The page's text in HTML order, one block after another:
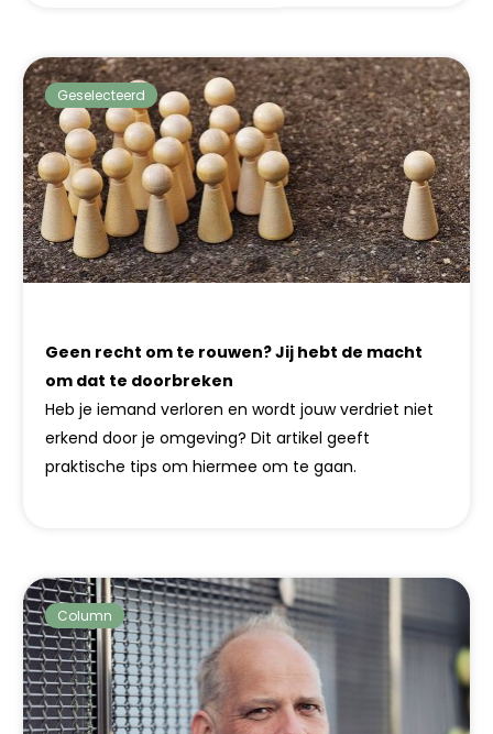
Geselecteerd
Geen recht om te rouwen? Jij hebt de macht
om dat te doorbreken
Heb je iemand verloren en wordt jouw verdriet niet
erkend door je omgeving? Dit artikel geeft
praktische tips om hiermee om te gaan.
Column